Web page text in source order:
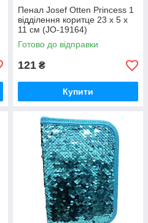
Пенал Josef Otten Princess 1
відділення коритце 23 х 5 х
11 см (JO-19164)
Готово до відправки
121 ₴
Купити